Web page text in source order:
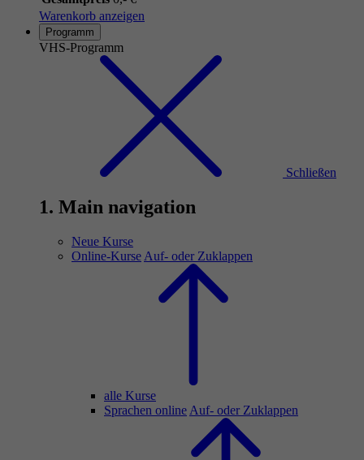
Warenkorb anzeigen
Programm
VHS-Programm
Schließen
1. Main navigation
Neue Kurse
Online-Kurse Auf- oder Zuklappen
alle Kurse
Sprachen online Auf- oder Zuklappen